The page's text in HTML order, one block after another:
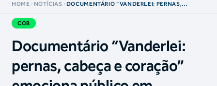
HOME NOTÍCIAS
DOCUMENTÁRIO “VANDERLEI: PERNAS,
COB
Documentário “Vanderlei:
pernas, cabeça e coração”